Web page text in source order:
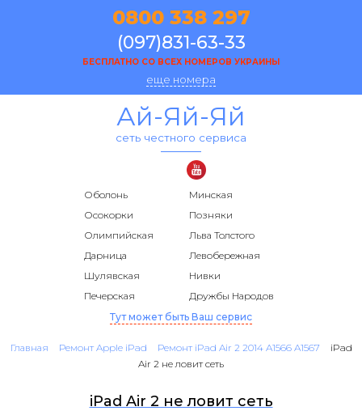
0800 338 297
(097)831-63-33
БЕСПЛАТНО СО ВСЕХ НОМЕРОВ УКРАИНЫ
еще номера
Ай-Яй-Яй
сеть честного сервиса
Оболонь
Минская
Осокорки
Позняки
Олимпийская
Льва Толстого
Дарница
Левобережная
Шулявская
Нивки
Печерская
Дружбы Народов
Тут может быть Ваш сервис
Главная Ремонт Apple iPad Ремонт iPad Air 2 2014 A1566 A1567
iPad
Air 2 не ловит сеть
iPad Air 2 не ловит сеть